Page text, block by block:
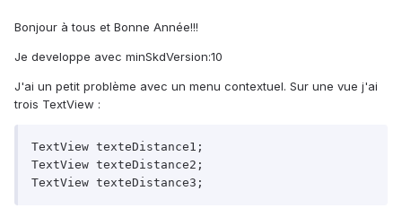
Bonjour à tous et Bonne Année!!!
Je developpe avec minSkdVersion:10
J'ai un petit problème avec un menu contextuel. Sur une vue j'ai
trois TextView :
TextView texteDistance1;
TextView texteDistance2;